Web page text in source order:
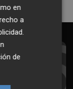
en
a
.
de